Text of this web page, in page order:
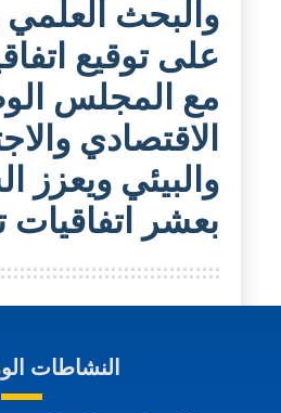
والبحث
على توقيع
مع المجلس
الاقتصادي
والبيئي ويعزز
بعشر اتفاقيات
النشاطات